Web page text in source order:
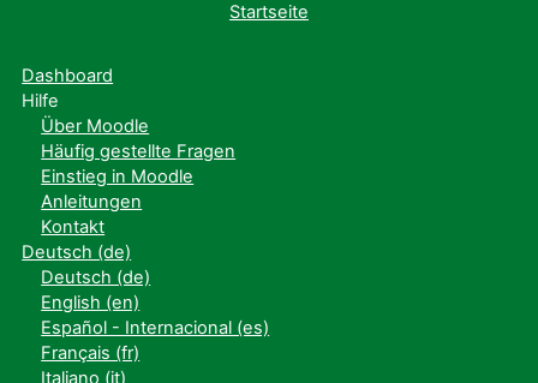
Startseite
Dashboard
Hilfe
Über Moodle
Häufig gestellte Fragen
Einstieg in Moodle
Anleitungen
Kontakt
Deutsch ‎(de)‎
Deutsch ‎(de)‎
English ‎(en)‎
Español - Internacional ‎(es)‎
Français ‎(fr)‎
Italiano ‎(it)‎